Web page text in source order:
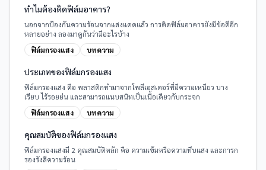
ทำไมต้องติดฟิล์มอาคาร?
นอกจากป้องกันความร้อนจากแสงแดดแล้ว การติดฟิล์มอาคารยังมีข้อดีอีก
หลายอย่าง ลองมาดูกันว่ามีอะไรบ้าง
ฟิล์มกรองแสง
บทความ
ประเภทของฟิล์มกรองแสง
ฟิล์มกรองแสง คือ พลาสติกทำมาจากโพลีเอสเตอร์ที่มีความเหนียว บาง
เรียบ ไร้รอยย่น และสามารถแนบสนิทเป็นเนื้อเดียวกับกระจก
ฟิล์มกรองแสง
บทความ
คุณสมบัติของฟิล์มกรองแสง
ฟิล์มกรองแสงมี 2 คุณสมบัติหลัก คือ ความเข้มหรือความทึบแสง และการก
รองรังสีความร้อน